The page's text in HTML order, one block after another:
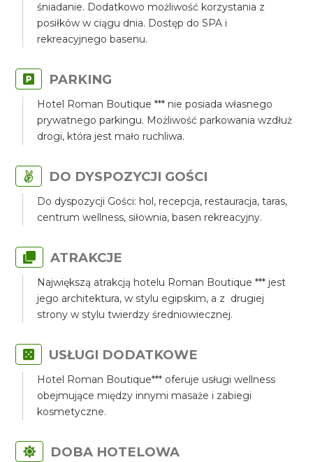
śniadanie. Dodatkowo możliwość korzystania z
posiłków w ciągu dnia. Dostęp do SPA i
rekreacyjnego basenu.
PARKING
Hotel Roman Boutique *** nie posiada własnego
prywatnego parkingu. Możliwość parkowania wzdłuż
drogi, która jest mało ruchliwa.
DO DYSPOZYCJI GOŚCI
Do dyspozycji Gości: hol, recepcja, restauracja, taras,
centrum wellness, siłownia, basen rekreacyjny.
ATRAKCJE
Największą atrakcją hotelu Roman Boutique *** jest
jego architektura, w stylu egipskim, a z drugiej
strony w stylu twierdzy średniowiecznej.
USŁUGI DODATKOWE
Hotel Roman Boutique*** oferuje usługi wellness
obejmujące między innymi masaże i zabiegi
kosmetyczne.
DOBA HOTELOWA